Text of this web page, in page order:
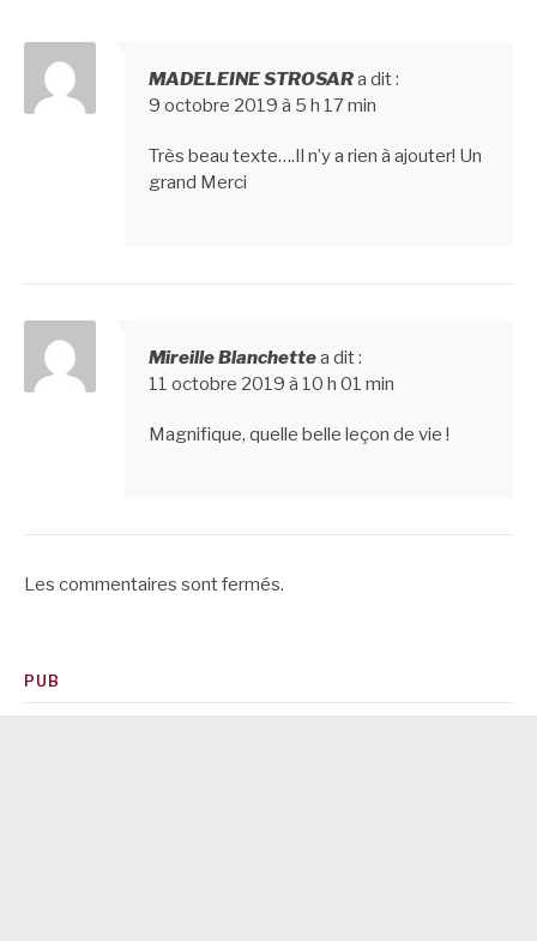
MADELEINE STROSARa dit :
9 octobre 2019 à 5 h 17 min
Très beau texte….Il n’y a rien à ajouter! Un
grand Merci
Mireille Blanchettea dit :
11 octobre 2019 à 10 h 01 min
Magnifique, quelle belle leçon de vie !
Les commentaires sont fermés.
PUB